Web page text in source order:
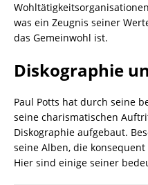
was ein Zeugnis seiner
das Gemeinwohl ist.
Diskographie
Paul Potts hat durch seine
seine charismatischen
Diskographie aufgebaut.
seine Alben, die
Hier sind einige seiner